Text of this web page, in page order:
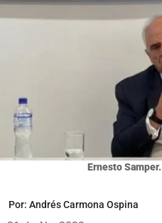
Ernesto Samper.
Por: Andrés Carmona Ospina